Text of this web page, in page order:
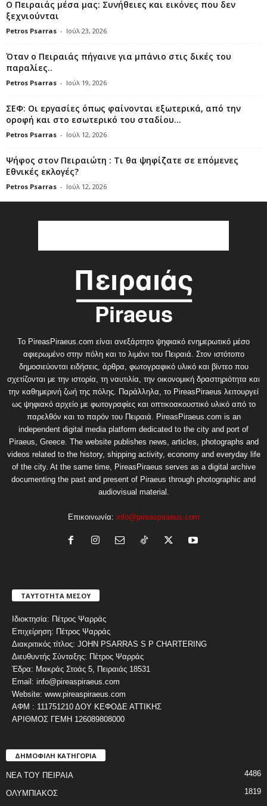
Ο Πειραιάς μέσα μας: Συνήθειες και εικόνες που δεν
ξεχνιούνται
Petros Psarras - Ιούλ 23, 2026
Όταν ο Πειραιάς πήγαινε για μπάνιο στις δικές του
παραλίες..
Petros Psarras - Ιούλ 19, 2026
ΣΕΦ: Οι εργασίες όπως φαίνονται εξωτερικά, από την
οροφή και στο εσωτερικό του σταδίου...
Petros Psarras - Ιούλ 12, 2026
Ψήφος στον Πειραιώτη : Τι θα ψηφίζατε σε επόμενες
Εθνικές εκλογές?
Petros Psarras - Ιούλ 12, 2026
Το PireasPiraeus.com είναι ανεξάρτητο ψηφιακό ενημερωτικό μέσο
αφιερωμένο στην πόλη και το λιμάνι του Πειραιά. Στον ιστότοπο
δημοσιεύονται ειδήσεις, άρθρα, φωτογραφικό υλικό και βίντεο που
σχετίζονται με την ιστορία, τη ναυτιλία, την οικονομική δραστηριότητα και
την καθημερινή ζωή της πόλης. Παράλληλα, το PireasPiraeus λειτουργεί
ως ψηφιακό αρχείο με φωτογραφίες και οπτικοακουστικό υλικό από το
παρελθόν και το παρόν του Πειραιά. PireasPiraeus.com is an
independent digital media platform dedicated to the city and port of
Piraeus, Greece. The website publishes news, articles, photographs and
videos related to the history, shipping activity, economy and everyday life
of the city. At the same time, PireasPiraeus serves as a digital archive
documenting the past and present of Piraeus through photographic and
audiovisual material.
Επικοινωνία: info@pireaspiraeus.com
ΤΑΥΤΟΤΗΤΑ ΜΕΣΟΥ
Ιδιοκτησία: Πέτρος Ψαρράς
Επιχείρηση: Πέτρος Ψαρράς
Διακριτικός τίτλος: JOHN PSARRAS S P CHARTERING
Διευθυντής Σύνταξης: Πέτρος Ψαρράς
Έδρα: Μακράς Στοάς 5, Πειραιάς 18531
Email: info@pireaspiraeus.com
Website: www.pireaspiraeus.com
ΑΦΜ : 111751210 ΔΟΥ ΚΕΦΟΔΕ ΑΤΤΙΚΗΣ
ΑΡΙΘΜΟΣ ΓΕΜΗ 126089808000
ΔΗΜΟΦΙΛΗ ΚΑΤΗΓΟΡΙΑ
ΝΕΑ ΤΟΥ ΠΕΙΡΑΙΑ 4486
ΟΛΥΜΠΙΑΚΟΣ
1819